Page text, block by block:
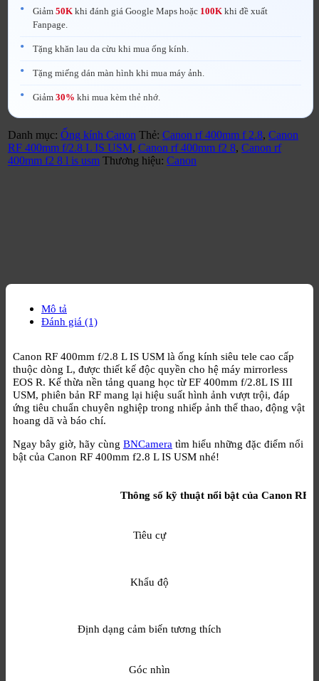
Giảm 50K khi đánh giá Google Maps hoặc 100K khi đề xuất
Fanpage.
Tặng khăn lau da cừu khi mua ống kính.
Tặng miếng dán màn hình khi mua máy ảnh.
Giảm 30% khi mua kèm thẻ nhớ.
Danh mục: Ống kính Canon Thẻ: Canon rf 400mm f 2.8, Canon
RF 400mm f/2.8 L IS USM, Canon rf 400mm f2 8, Canon rf
400mm f2 8 l is usm Thương hiệu: Canon
Mô tả
Đánh giá (1)
Canon RF 400mm f/2.8 L IS USM là ống kính siêu tele cao cấp
thuộc dòng L, được thiết kế độc quyền cho hệ máy mirrorless
EOS R. Kế thừa nền tảng quang học từ EF 400mm f/2.8L IS III
USM, phiên bản RF mang lại hiệu suất hình ảnh vượt trội, đáp
ứng tiêu chuẩn chuyên nghiệp trong nhiếp ảnh thể thao, động vật
hoang dã và báo chí.
Ngay bây giờ, hãy cùng BNCamera tìm hiểu những đặc điểm nổi
bật của Canon RF 400mm f2.8 L IS USM nhé!
Thông số kỹ thuật nổi bật của Canon RF
Tiêu cự
Khẩu độ
Định dạng cảm biến tương thích
Góc nhìn